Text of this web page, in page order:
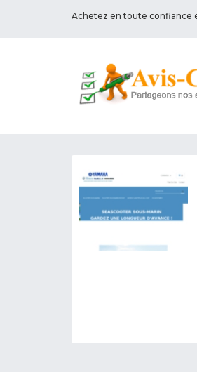
Achetez en toute confiance